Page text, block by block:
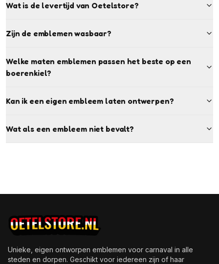
Wat is de levertijd van Oetelstore?
Zijn de emblemen wasbaar?
Welke maten emblemen passen het beste op een
boerenkiel?
Kan ik een eigen embleem laten ontwerpen?
Wat als een embleem niet bevalt?
Unieke, eigen ontworpen emblemen voor carnaval in alle
steden en dorpen. Geschikt voor iedereen zijn of haar